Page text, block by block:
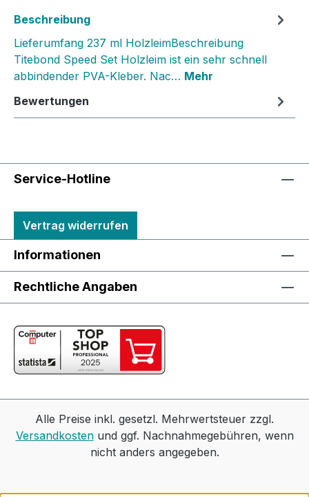
Beschreibung
Lieferumfang 237 ml HolzleimBeschreibung
Titebond Speed Set Holzleim ist ein sehr schnell
abbindender PVA-Kleber. Nac… Mehr
Bewertungen
Service-Hotline
Vertrag widerrufen
Informationen
Rechtliche Angaben
Alle Preise inkl. gesetzl. Mehrwertsteuer zzgl.
Versandkostenund ggf. Nachnahmegebühren, wenn
nicht anders angegeben.